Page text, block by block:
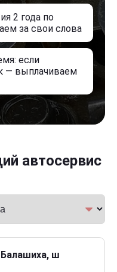
2 года по
за свои слова
если
— выплачиваем
автосервис
Балашиха, ш